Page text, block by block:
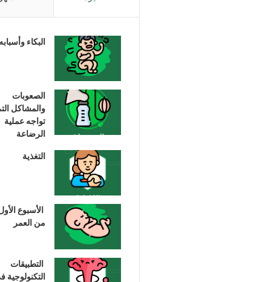
البكاء وأسبابه
الصعوبات
والمشاكل
تواجه عملية
الرضاعة
التغذية
الأسبوع
من العمر
التطبيقات
التكنولوجية